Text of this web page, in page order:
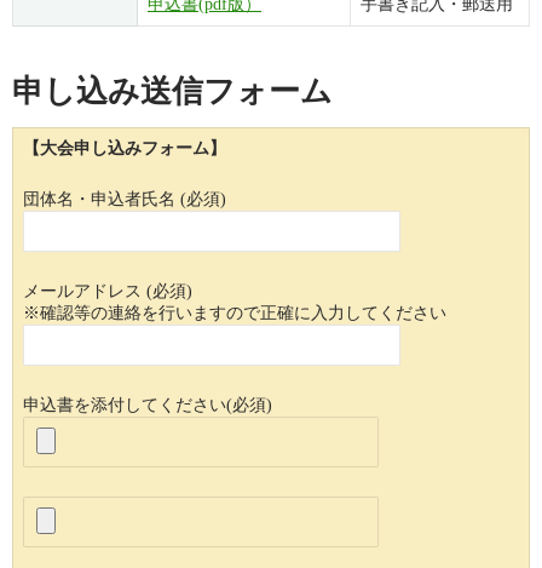
申込書(pdf版） 手書き記入・郵送用
申し込み送信フォーム
【大会申し込みフォーム】
団体名・申込者氏名 (必須)
メールアドレス (必須)
※確認等の連絡を行いますので正確に入力してください
申込書を添付してください(必須)